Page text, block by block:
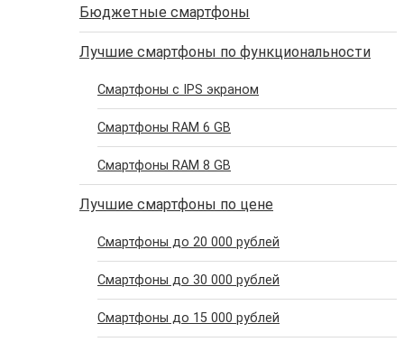
Бюджетные смартфоны
Лучшие смартфоны по функциональности
Смартфоны с IPS экраном
Смартфоны RAM 6 GB
Смартфоны RAM 8 GB
Лучшие смартфоны по цене
Cмартфоны до 20 000 рублей
Cмартфоны до 30 000 рублей
Cмартфоны до 15 000 рублей